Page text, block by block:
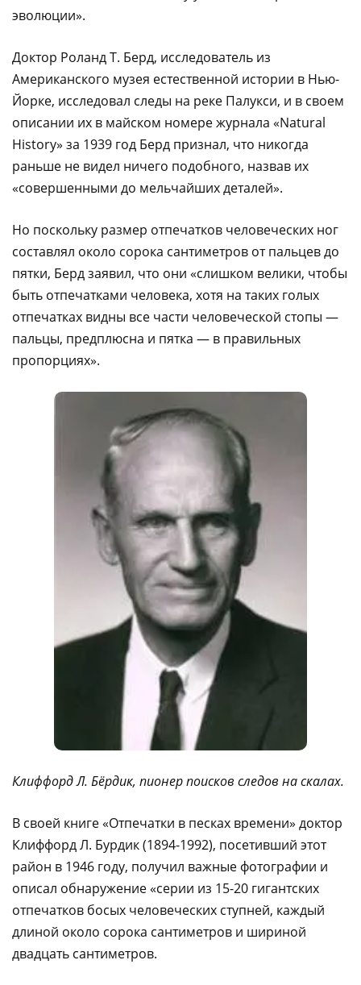
эволюции».
Доктор Роланд Т. Берд, исследователь из
Американского музея естественной истории в Нью-
Йорке, исследовал следы на реке Палукси, и в своем
описании их в майском номере журнала «Natural
History» за 1939 год Берд признал, что никогда
раньше не видел ничего подобного, назвав их
«совершенными до мельчайших деталей».
Но поскольку размер отпечатков человеческих ног
составлял около сорока сантиметров от пальцев до
пятки, Берд заявил, что они «слишком велики, чтобы
быть отпечатками человека, хотя на таких голых
отпечатках видны все части человеческой стопы —
пальцы, предплюсна и пятка — в правильных
пропорциях».
Клиффорд Л. Бёрдик, пионер поисков следов на скалах.
В своей книге «Отпечатки в песках времени» доктор
Клиффорд Л. Бурдик (1894-1992), посетивший этот
район в 1946 году, получил важные фотографии и
описал обнаружение «серии из 15-20 гигантских
отпечатков босых человеческих ступней, каждый
длиной около сорока сантиметров и шириной
двадцать сантиметров.